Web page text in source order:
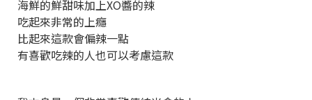
海鮮的鮮甜味加上XO醬的辣
吃起來非常的上癮
比起來這款會偏辣一點
有喜歡吃辣的人也可以考慮這款